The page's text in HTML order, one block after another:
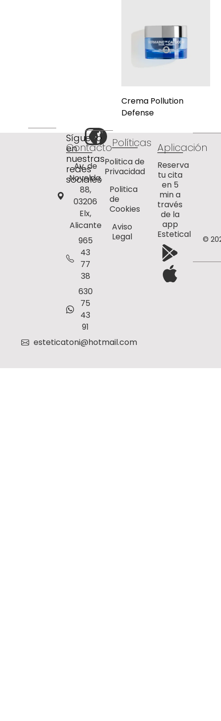
Crema Pollution
Defense
Síguenos
en
nuestras
redes
sociales
Contacto
Av. de
Novelda,
88,
03206
Elx,
Alicante
965
43
77
38
630
75
43
91
esteticatoni@hotmail.com
Políticas
Politica de
Privacidad
Politica
de
Cookies
Aviso
Legal
Aplicación
Reserva
tu cita
en 5
min a
través
de la
app
Estetical
©